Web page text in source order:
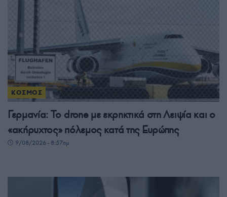
ΚΟΣΜΟΣ
Γερμανία: Το drone με εκρηκτικά στη Λειψία και ο
«ακήρυχτος» πόλεμος κατά της Ευρώπης
9/08/2026 - 8:57πμ